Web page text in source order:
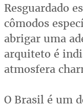
Resguardado
cômodos
abrigar uma
arquiteto é
atmosfera
O Brasil é um